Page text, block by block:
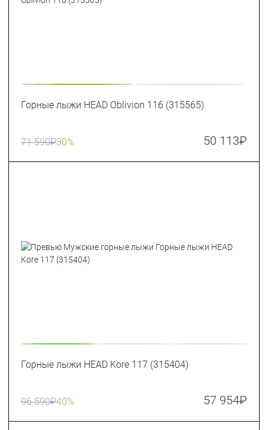
Горные лыжи HEAD Oblivion 116 (315565)
71 590₽30% 50 113₽
Горные лыжи HEAD Kore 117 (315404)
96 590₽40% 57 954₽